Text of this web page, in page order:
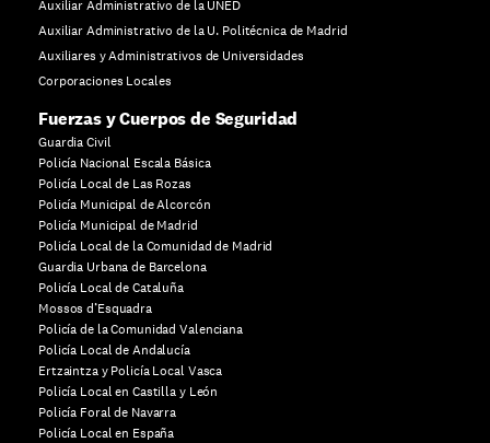
Auxiliar Administrativo de la UNED
Auxiliar Administrativo de la U. Politécnica de Madrid
Auxiliares y Administrativos de Universidades
Corporaciones Locales
Fuerzas y Cuerpos de Seguridad
Guardia Civil
Policía Nacional Escala Básica
Policía Local de Las Rozas
Policía Municipal de Alcorcón
Policía Municipal de Madrid
Policía Local de la Comunidad de Madrid
Guardia Urbana de Barcelona
Policía Local de Cataluña
Mossos d’Esquadra
Policía de la Comunidad Valenciana
Policía Local de Andalucía
Ertzaintza y Policía Local Vasca
Policía Local en Castilla y León
Policía Foral de Navarra
Policía Local en España